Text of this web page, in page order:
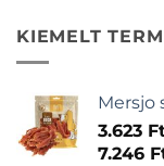
KIEMELT
Mersjo
3.623
7.246